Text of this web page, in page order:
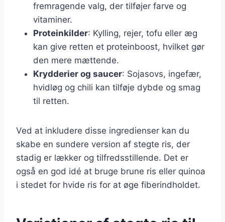
fremragende valg, der tilføjer farve og
vitaminer.
Proteinkilder: Kylling, rejer, tofu eller æg
kan give retten et proteinboost, hvilket gør
den mere mættende.
Krydderier og saucer: Sojasovs, ingefær,
hvidløg og chili kan tilføje dybde og smag
til retten.
Ved at inkludere disse ingredienser kan du
skabe en sundere version af stegte ris, der
stadig er lækker og tilfredsstillende. Det er
også en god idé at bruge brune ris eller quinoa
i stedet for hvide ris for at øge fiberindholdet.